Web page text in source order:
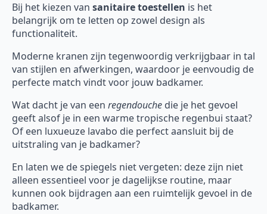
Bij het kiezen van sanitaire toestellen is het
belangrijk om te letten op zowel design als
functionaliteit.
Moderne kranen zijn tegenwoordig verkrijgbaar in tal
van stijlen en afwerkingen, waardoor je eenvoudig de
perfecte match vindt voor jouw badkamer.
Wat dacht je van een regendouche die je het gevoel
geeft alsof je in een warme tropische regenbui staat?
Of een luxueuze lavabo die perfect aansluit bij de
uitstraling van je badkamer?
En laten we de spiegels niet vergeten: deze zijn niet
alleen essentieel voor je dagelijkse routine, maar
kunnen ook bijdragen aan een ruimtelijk gevoel in de
badkamer.